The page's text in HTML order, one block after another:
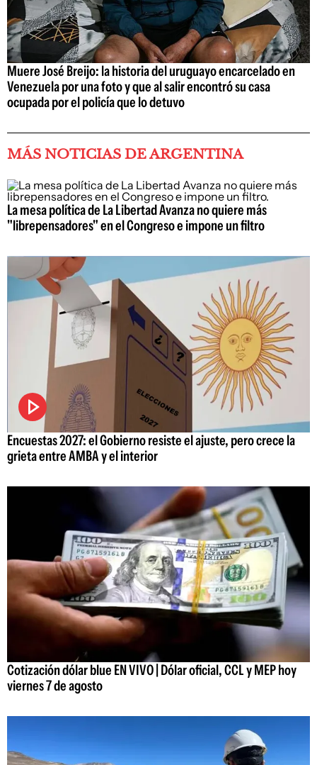
Muere José Breijo: la historia del uruguayo encarcelado en
Venezuela por una foto y que al salir encontró su casa
ocupada por el policía que lo detuvo
MÁS NOTICIAS DE ARGENTINA
La mesa política de La Libertad Avanza no quiere más
"librepensadores" en el Congreso e impone un filtro
Encuestas 2027: el Gobierno resiste el ajuste, pero crece la
grieta entre AMBA y el interior
Cotización dólar blue EN VIVO | Dólar oficial, CCL y MEP hoy
viernes 7 de agosto